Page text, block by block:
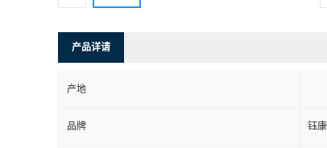
产品详请
产地
品牌 钰康